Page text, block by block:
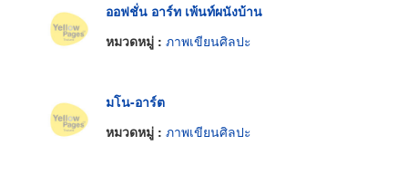
ออฟชั่น อาร์ท เพ้นท์ผนังบ้าน
หมวดหมู่ : ภาพเขียนศิลปะ
มโน-อาร์ต
หมวดหมู่ : ภาพเขียนศิลปะ